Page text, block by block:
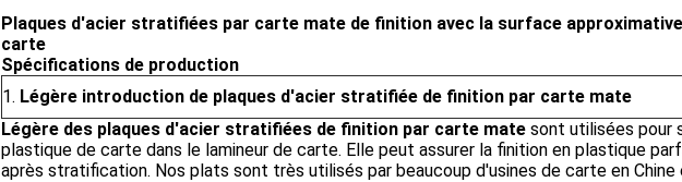
Plaques d'acier stratifiées par carte mate de finition avec la surface
carte
Spécifications de production
1. Légère introduction de plaques d'acier stratifiée de finition par carte mate
Légère des plaques d'acier stratifiées de finition par carte mate sont utilisées pour
plastique de carte dans le lamineur de carte. Elle peut assurer la finition en plastique
après stratification. Nos plats sont très utilisés par beaucoup d'usines de carte en